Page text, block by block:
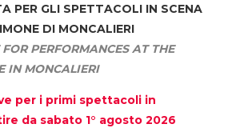
PER GLI SPETTACOLI IN SCENA
DI MONCALIERI
PERFORMANCES AT THE
IN MONCALIERI
per i primi spettacoli in
da sabato 1° agosto 2026